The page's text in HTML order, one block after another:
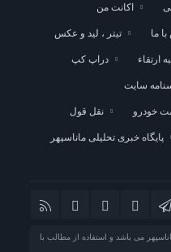
اکانت من
ما تیتر ، لید و عکس
ارتقاء دراپ کپ
سایت
خودرو نقل قول
پایگاه خبری تحلیلی ماناسپهر
می باشد و استفاده از مطالب با